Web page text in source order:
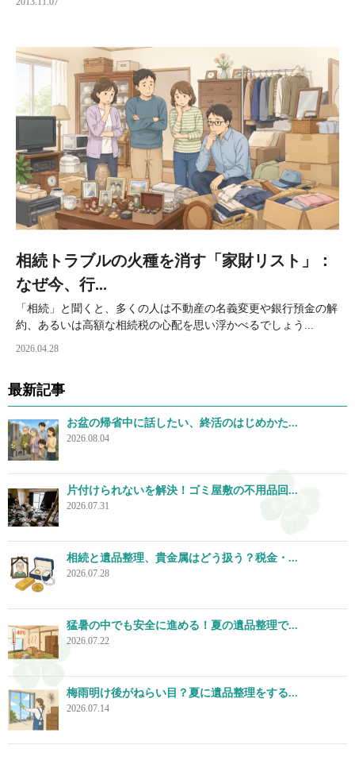
相続トラブルの火種を消す「家財リスト」：
なぜ今、行...
「相続」と聞くと、多くの人は不動産の名義変更や銀行預金の解
約、あるいは高額な相続税の心配を思い浮かべるでしょう...
2026.04.28
最新記事
お盆の帰省中に話したい、終活のはじめかた...
2026.08.04
片付けられないを解決！ゴミ屋敷の不用品回...
2026.07.31
相続と遺品整理、貴金属はどう扱う？税金・...
2026.07.28
猛暑の中でも安全に進める！夏の遺品整理で...
2026.07.22
梅雨明け後がねらい目？夏に遺品整理をする...
2026.07.14